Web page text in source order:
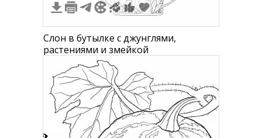
Слон в бутылке с джунглями,
растениями и змейкой